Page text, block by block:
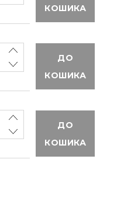
КОШИКА
ДО
КОШИКА
ДО
КОШИКА